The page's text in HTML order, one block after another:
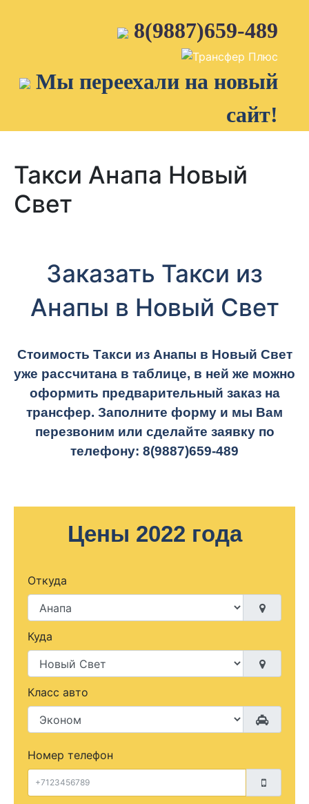
8(9887)659-489
Мы переехали на новый
сайт!
Такси Анапа Новый
Свет
Заказать Такси из
Анапы в Новый Свет
Стоимость Такси из Анапы в Новый Свет
уже рассчитана в таблице, в ней же можно
оформить предварительный заказ на
трансфер. Заполните форму и мы Вам
перезвоним или сделайте заявку по
телефону: 8(9887)659-489
Цены 2022 года
Откуда
Куда
Класс авто
Номер телефон